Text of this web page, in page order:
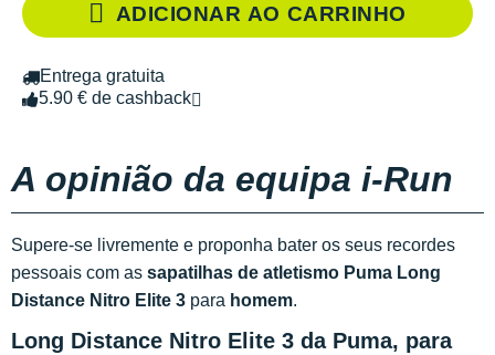
ADICIONAR AO CARRINHO
Entrega gratuita
5.90 € de cashback
A opinião da equipa i-Run
Supere-se livremente e proponha bater os seus recordes
pessoais com as sapatilhas de atletismo Puma Long
Distance Nitro Elite 3 para homem.
Long Distance Nitro Elite 3 da Puma, para